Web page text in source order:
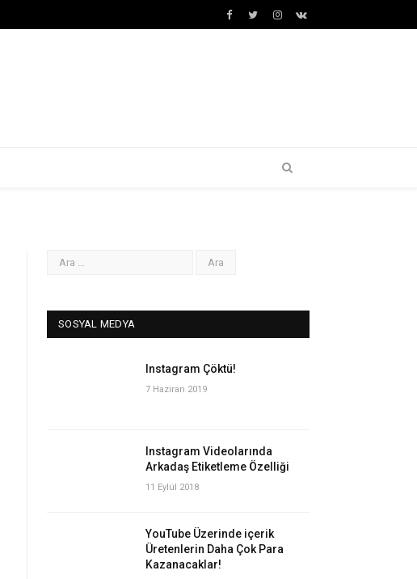
Facebook
Twitterİnstagram+
VK
SOSYAL MEDYA
Instagram Çöktü!
7 Haziran 2019
Instagram Videolarında
Arkadaş Etiketleme Özelliği
11 Eylül 2018
YouTube Üzerinde içerik
Üretenlerin Daha Çok Para
Kazanacaklar!